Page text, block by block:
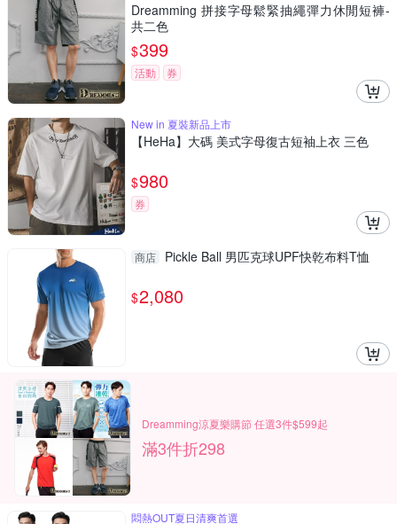
Dreamming 拼接字母鬆緊抽繩彈力休閒短褲-
共二色
$399
活動 券
New in 夏裝新品上市
【HeHa】大碼 美式字母復古短袖上衣 三色
$980
券
商店 Pickle Ball 男匹克球UPF快乾布料T恤
$2,080
Dreamming涼夏樂購節 任選3件$599起
滿3件折298
悶熱OUT夏日清爽首選